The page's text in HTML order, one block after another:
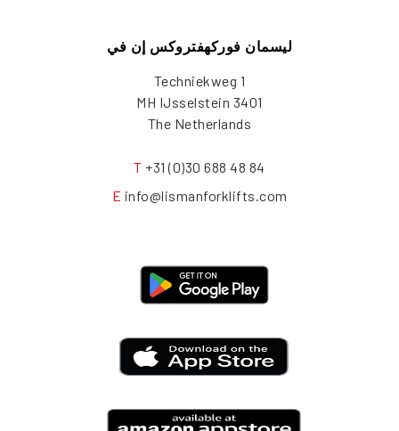
ليسمان فوركهفتروكس إن في
Techniekweg 1
3401 MH IJsselstein
The Netherlands
T +31 (0)30 688 48 84
E info@lismanforklifts.com